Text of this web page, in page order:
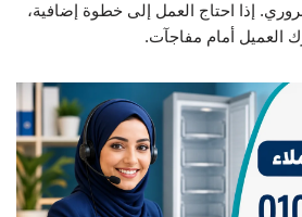
إذا احتاج العمل إلى خطوة إضافية،
العميل أمام مفاجآت.